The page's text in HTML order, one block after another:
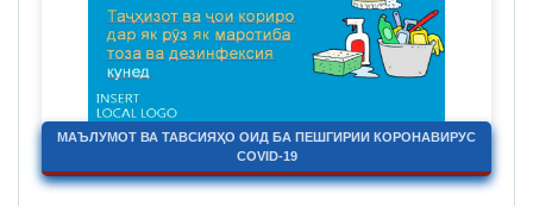
МАЪЛУМОТ ВА ТАВСИЯҲО ОИД БА ПЕШГИРИИ КОРОНАВИРУС
COVID-19